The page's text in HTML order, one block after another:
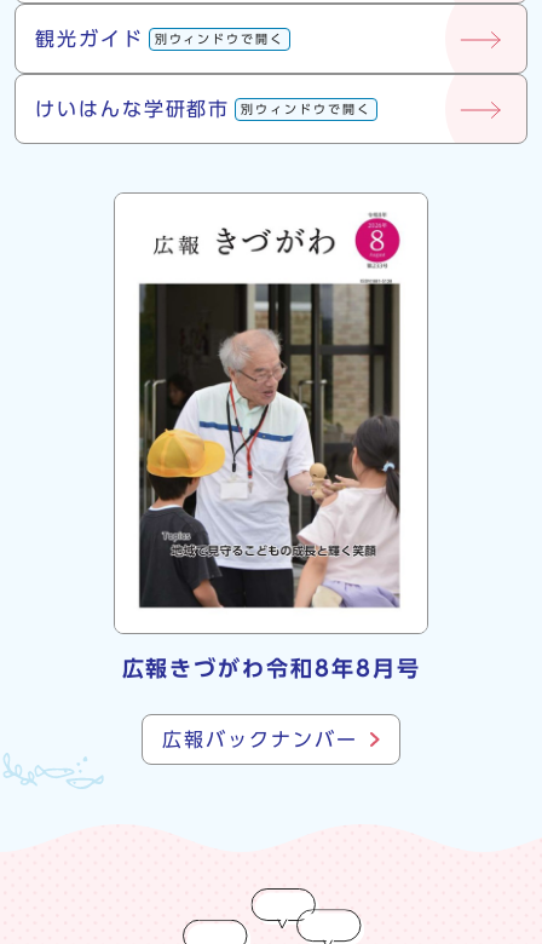
観光ガイド 別ウィンドウで開く
けいはんな学研都市 別ウィンドウで開く
広報きづがわ令和8年8月号
広報バックナンバー